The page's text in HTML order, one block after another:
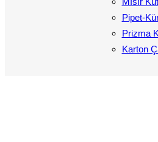
Pipet-
Prizma
Karton